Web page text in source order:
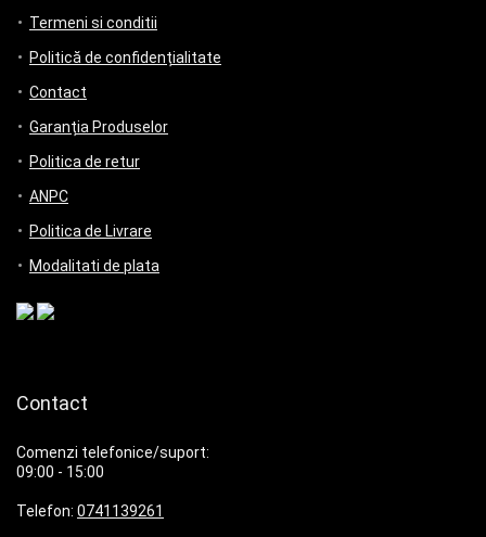
Termeni si conditii
Politică de confidențialitate
Contact
Garanția Produselor
Politica de retur
ANPC
Politica de Livrare
Modalitati de plata
Contact
Comenzi telefonice/suport:
09:00 - 15:00
Telefon: 0741139261